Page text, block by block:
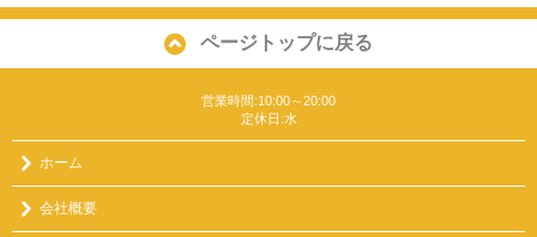
ページトップに戻る
営業時間:10:00～20:00
定休日:水
ホーム
会社概要